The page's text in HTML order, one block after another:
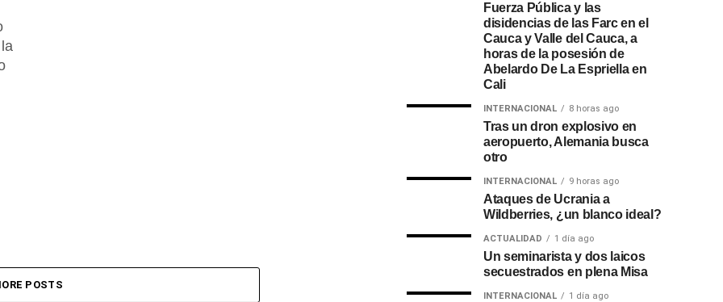
POSTS
Fuerza Pública y las
disidencias de las Farc en el
Cauca y Valle del Cauca, a
horas de la posesión de
Abelardo De La Espriella en
Cali
INTERNACIONAL 8 horas ago
Tras un dron explosivo en
aeropuerto, Alemania busca
otro
INTERNACIONAL 9 horas ago
Ataques de Ucrania a
Wildberries, ¿un blanco ideal?
ACTUALIDAD 1 día ago
Un seminarista y dos laicos
secuestrados en plena Misa
INTERNACIONAL 1 día ago